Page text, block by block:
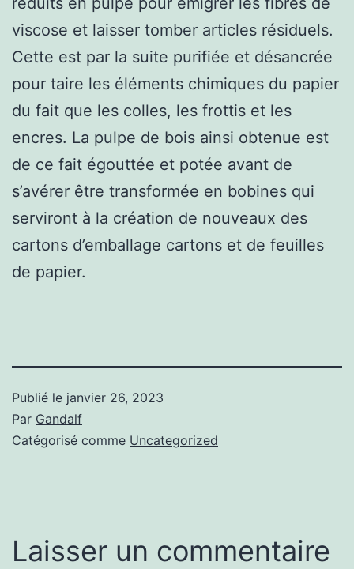
viscose et laisser tomber articles résiduels.
Cette est par la suite purifiée et désancrée
pour taire les éléments chimiques du papier
du fait que les colles, les frottis et les
encres. La pulpe de bois ainsi obtenue est
de ce fait égouttée et potée avant de
s’avérer être transformée en bobines qui
serviront à la création de nouveaux des
cartons d’emballage cartons et de feuilles
de papier.
Publié le janvier 26, 2023
Par Gandalf
Catégorisé comme Uncategorized
Laisser un commentaire